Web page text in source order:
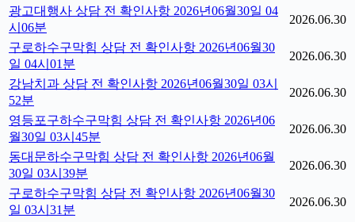
광고대행사 상담 전 확인사항 2026년06월30일 04
시06분
2026.06.30
구로하수구막힘 상담 전 확인사항 2026년06월30
일 04시01분
2026.06.30
강남치과 상담 전 확인사항 2026년06월30일 03시
52분
2026.06.30
영등포구하수구막힘 상담 전 확인사항 2026년06
월30일 03시45분
2026.06.30
동대문하수구막힘 상담 전 확인사항 2026년06월
30일 03시39분
2026.06.30
구로하수구막힘 상담 전 확인사항 2026년06월30
일 03시31분
2026.06.30